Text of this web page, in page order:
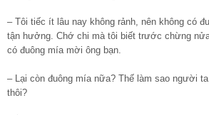
– Tôi tiếc ít lâu nay không rảnh, nên không có
tận hưởng. Chớ chi mà tôi biết trước chừng
có đuông mía mời ông bạn.
– Lại còn đuông mía nữa? Thế làm sao người
thôi?